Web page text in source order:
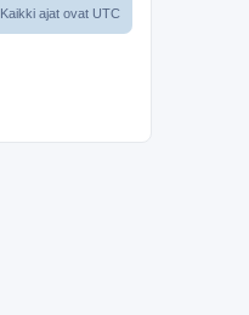
Kaikki ajat ovat UTC